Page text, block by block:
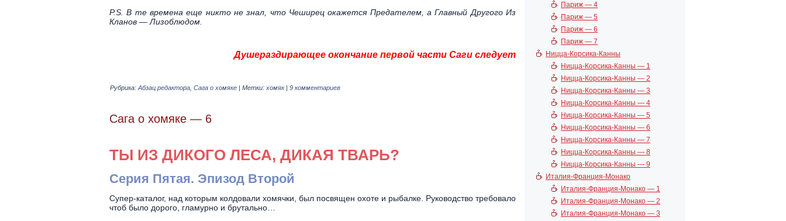
P.S. В те времена еще никто не знал, что Чеширец окажется Предателем, а Главный Другого Из
Кланов — Лизоблюдом.
Душераздирающее окончание первой части Саги следует
Рубрика: Абзац редактора Сага о хомяке | Метки: хомяк| 9 комментариев
Сага о хомяке — 6
ТЫ ИЗ ДИКОГО ЛЕСА, ДИКАЯ ТВАРЬ?
Серия Пятая. Эпизод Второй
Супер-каталог, над которым колдовали хомячки, был посвящен охоте и рыбалке. Руководство требовало
чтоб было дорого, гламурно и брутально…
Париж — 4
Париж — 5
Париж — 6
Париж — 7
Ницца-Корсика-Канны
Ницца-Корсика-Канны — 1
Ницца-Корсика-Канны — 2
Ницца-Корсика-Канны — 3
Ницца-Корсика-Канны — 4
Ницца-Корсика-Канны — 5
Ницца-Корсика-Канны — 6
Ницца-Корсика-Канны — 7
Ницца-Корсика-Канны — 8
Ницца-Корсика-Канны — 9
Италия-Франция-Монако
Италия-Франция-Монако — 1
Италия-Франция-Монако — 2
Италия-Франция-Монако — 3